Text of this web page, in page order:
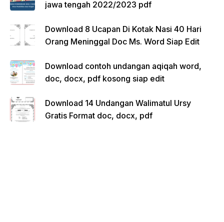
jawa tengah 2022/2023 pdf
Download 8 Ucapan Di Kotak Nasi 40 Hari
Orang Meninggal Doc Ms. Word Siap Edit
Download contoh undangan aqiqah word,
doc, docx, pdf kosong siap edit
Download 14 Undangan Walimatul Ursy
Gratis Format doc, docx, pdf